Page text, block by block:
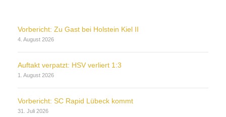
Vorbericht: Zu Gast bei Holstein Kiel II
4. August 2026
Auftakt verpatzt: HSV verliert 1:3
1. August 2026
Vorbericht: SC Rapid Lübeck kommt
31. Juli 2026